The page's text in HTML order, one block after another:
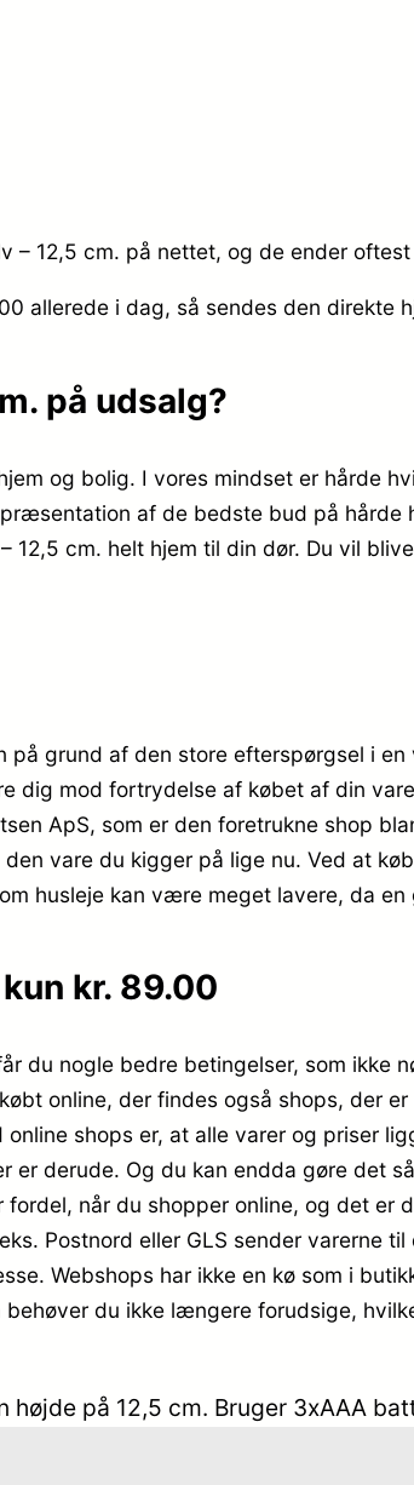
– 12,5 cm. på nettet, og de ender
allerede i dag, så sendes den direkte
på udsalg?
og bolig. I vores mindset er hårde
af de bedste bud på
12,5 cm. helt hjem til din dør. Du vil
på grund af den store efterspørgsel i
dig mod fortrydelse af købet af din
ApS, som er den foretrukne shop
vare du kigger på lige nu. Ved at
husleje kan være meget lavere, da
kr. 89.00
du nogle bedre betingelser, som ikke
online, der findes også shops, der
shops er, at alle varer og priser
er derude. Og du kan endda gøre det
når du shopper online, og det
Postnord eller GLS sender varerne
Webshops har ikke en kø som i
du ikke længere forudsige,
på 12,5 cm. Bruger 3xAAA